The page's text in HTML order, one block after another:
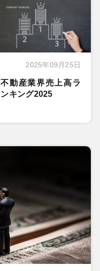
2025年09月25日
不動産業界売上高ラ
ンキング2025